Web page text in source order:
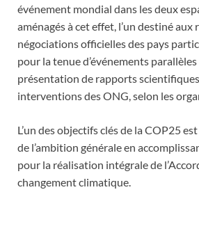
événement mondial dans les deux
aménagés à cet effet, l’un destiné aux
négociations officielles des pays
pour la tenue d’événements
présentation de rapports
interventions des ONG, selon les
L’un des objectifs clés de la COP25
de l’ambition générale en
pour la réalisation intégrale de
changement climatique.